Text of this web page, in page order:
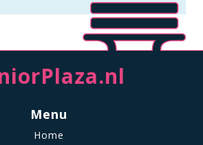
Menu
Home